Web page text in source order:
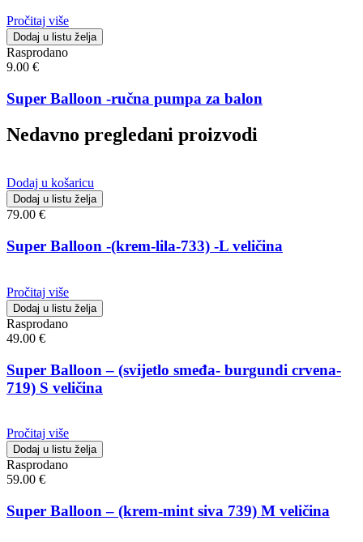
Pročitaj više
Dodaj u listu želja
Rasprodano
9.00 €
Super Balloon -ručna pumpa za balon
Nedavno pregledani proizvodi
Dodaj u košaricu
Dodaj u listu želja
79.00 €
Super Balloon -(krem-lila-733) -L veličina
Pročitaj više
Dodaj u listu želja
Rasprodano
49.00 €
Super Balloon – (svijetlo smeđa- burgundi crvena-
719) S veličina
Pročitaj više
Dodaj u listu želja
Rasprodano
59.00 €
Super Balloon – (krem-mint siva 739) M veličina